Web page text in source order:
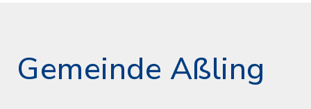
Gemeinde Aßling